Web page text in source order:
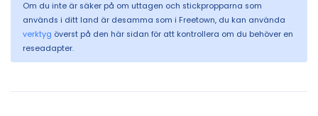
Om du inte är säker på om uttagen och stickpropparna som
används i ditt land är desamma som i Freetown, du kan använda
verktyg överst på den här sidan för att kontrollera om du behöver en
reseadapter.